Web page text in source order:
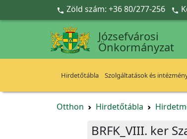
Ugrás a fő tartalomra
 Zöld szám: +36 80/277-256 
Józsefvárosi
Önkormányzat
Hirdetőtábla Szolgáltatások és
Otthon Hirdetőtábla
BRFK_VIII. ker